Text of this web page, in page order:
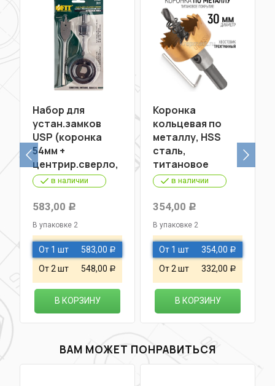
Набор для
устан.замков
USP (коронка
54мм +
центрир.сверло,
сверло перовое
22мм)
в наличии
583,00 Р
В упаковке 2
От 1 шт 583,00 Р
От 2 шт 548,00 Р
В КОРЗИНУ
Коронка
кольцевая по
металлу, HSS
сталь,
титановое
покрытие 30 мм
FIT
в наличии
354,00 Р
В упаковке 2
От 1 шт 354,00 Р
От 2 шт 332,00 Р
В КОРЗИНУ
ВАМ МОЖЕТ ПОНРАВИТЬСЯ